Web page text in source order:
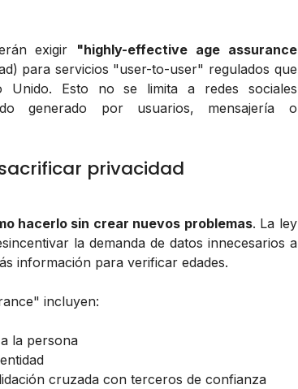
exigir "highly-effective age assurance
para servicios "user-to-user" regulados que
Unido. Esto no se limita a redes sociales
generado por usuarios, mensajería o
privacidad
hacerlo sin crear nuevos problemas. La ley
la demanda de datos innecesarios a
información para verificar edades.
incluyen:
la persona
cruzada con terceros de confianza